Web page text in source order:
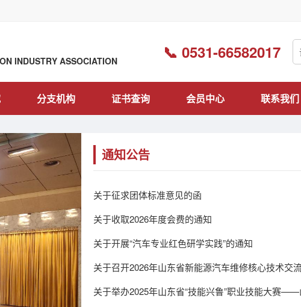
INDUSTRY ASSOCIATION 📞 0531-66582017
分支机构 证书查询 会员中心 联系我们
通知公告
关于征求团体标准意见的函
关于收取2026年度会费的通知
关于开展“汽车专业红色研学实践”的通知
关于召开2026年山东省新能源汽车维修核心技术交